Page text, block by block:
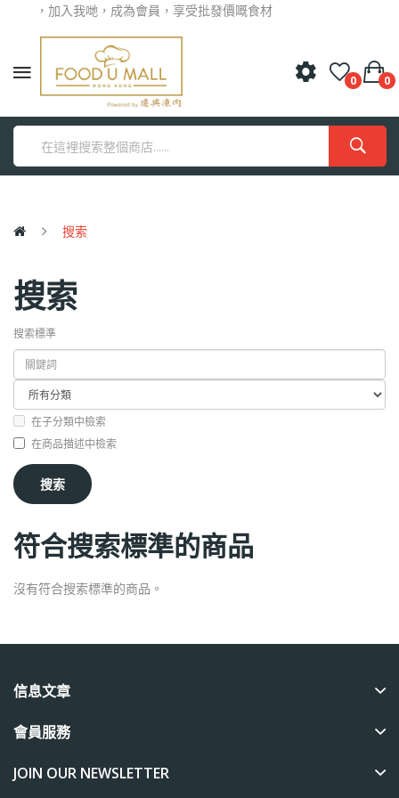
光臨，加入我哋，成為會員，享受批發價嘅食材
0 0
搜索
搜索
搜索標準
在子分類中檢索
在商品描述中檢索
符合搜索標準的商品
沒有符合搜索標準的商品。
信息文章
會員服務
JOIN OUR NEWSLETTER